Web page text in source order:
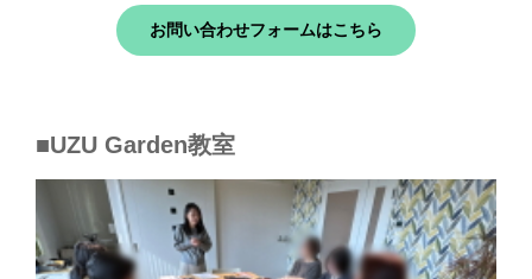
お問い合わせフォームはこちら
■UZU Garden教室